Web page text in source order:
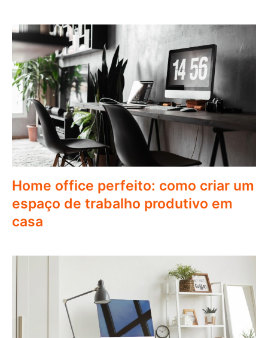
Home office perfeito: como criar um
espaço de trabalho produtivo em
casa